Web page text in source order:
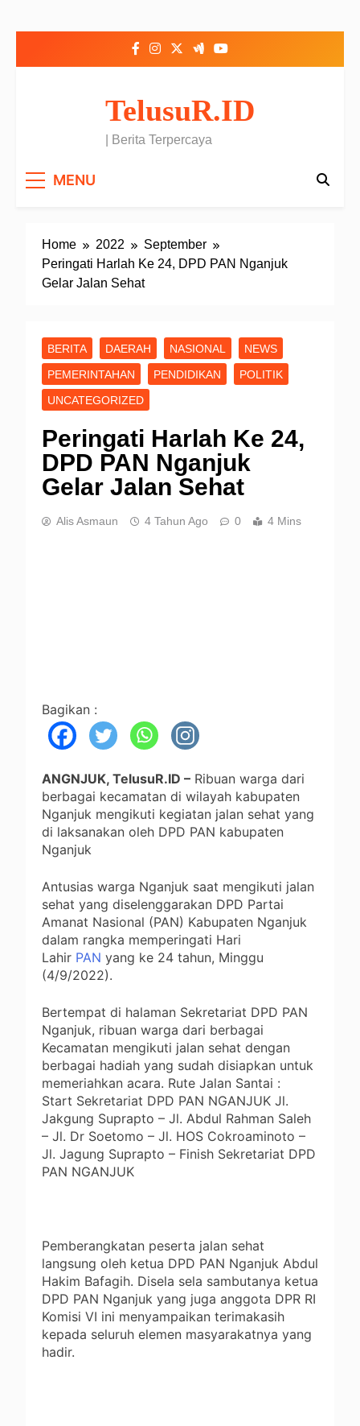
TelusuR.ID
| Berita Terpercaya
MENU
Home 2022
September
Peringati Harlah Ke 24, DPD PAN Nganjuk
Gelar Jalan Sehat
BERITA DAERAH NASIONAL
NEWS
PEMERINTAHAN
PENDIDIKAN
POLITIK
UNCATEGORIZED
Peringati Harlah Ke 24,
DPD PAN Nganjuk
Gelar Jalan Sehat
Alis Asmaun 4 Tahun Ago 0 4 Mins
Bagikan :
ANGNJUK, TelusuR.ID – Ribuan warga dari
berbagai kecamatan di wilayah kabupaten
Nganjuk mengikuti kegiatan jalan sehat yang
di laksanakan oleh DPD PAN kabupaten
Nganjuk
Antusias warga Nganjuk saat mengikuti jalan
sehat yang diselenggarakan DPD Partai
Amanat Nasional (PAN) Kabupaten Nganjuk
dalam rangka memperingati Hari
Lahir PAN yang ke 24 tahun, Minggu
(4/9/2022).
Bertempat di halaman Sekretariat DPD PAN
Nganjuk, ribuan warga dari berbagai
Kecamatan mengikuti jalan sehat dengan
berbagai hadiah yang sudah disiapkan untuk
memeriahkan acara. Rute Jalan Santai :
Start Sekretariat DPD PAN NGANJUK Jl.
Jakgung Suprapto – Jl. Abdul Rahman Saleh
– Jl. Dr Soetomo – Jl. HOS Cokroaminoto –
Jl. Jagung Suprapto – Finish Sekretariat DPD
PAN NGANJUK
Pemberangkatan peserta jalan sehat
langsung oleh ketua DPD PAN Nganjuk Abdul
Hakim Bafagih. Disela sela sambutanya ketua
DPD PAN Nganjuk yang juga anggota DPR RI
Komisi VI ini menyampaikan terimakasih
kepada seluruh elemen masyarakatnya yang
hadir.